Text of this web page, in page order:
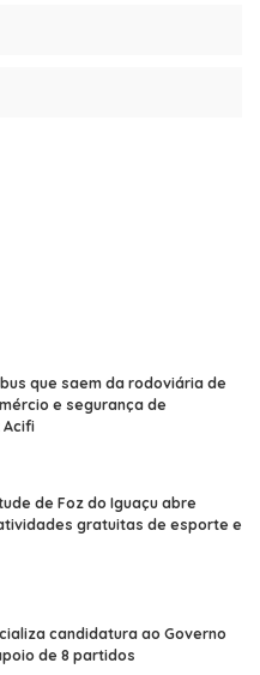
que saem da rodoviária de
e segurança de
Acifi
de Foz do Iguaçu abre
gratuitas de esporte e
candidatura ao Governo
de 8 partidos